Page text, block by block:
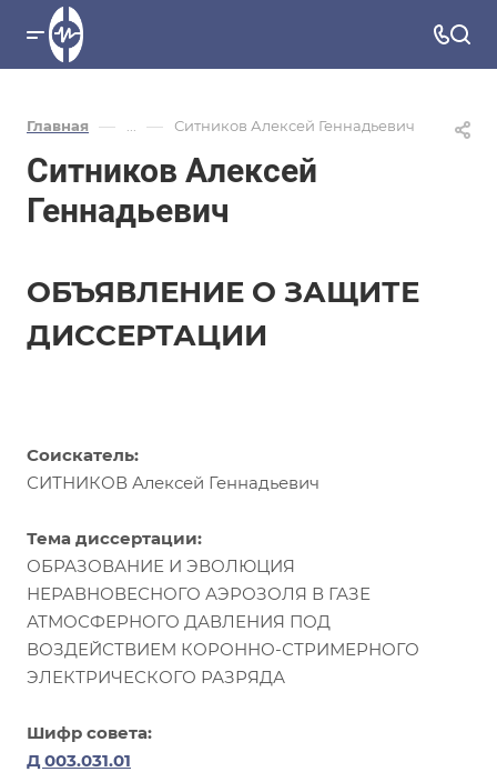
Главная — — Ситников Алексей Геннадьевич
Ситников Алексей
Геннадьевич
ОБЪЯВЛЕНИЕ О ЗАЩИТЕ
ДИССЕРТАЦИИ
Соискатель:
СИТНИКОВ Алексей Геннадьевич
Тема диссертации:
ОБРАЗОВАНИЕ И ЭВОЛЮЦИЯ
НЕРАВНОВЕСНОГО АЭРОЗОЛЯ В ГАЗЕ
АТМОСФЕРНОГО ДАВЛЕНИЯ ПОД
ВОЗДЕЙСТВИЕМ КОРОННО-СТРИМЕРНОГО
ЭЛЕКТРИЧЕСКОГО РАЗРЯДА
Шифр совета:
Д 003.031.01